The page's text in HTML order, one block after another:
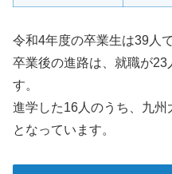
令和4年度の卒業生は39人で
卒業後の進路は、就職が23
す。
進学した16人のうち、九
となっています。